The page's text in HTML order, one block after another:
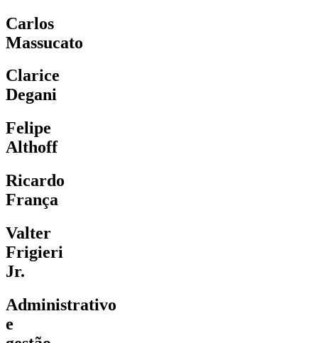
Carlos
Massucato
Clarice
Degani
Felipe
Althoff
Ricardo
França
Valter
Frigieri
Jr.
Administrativo
e